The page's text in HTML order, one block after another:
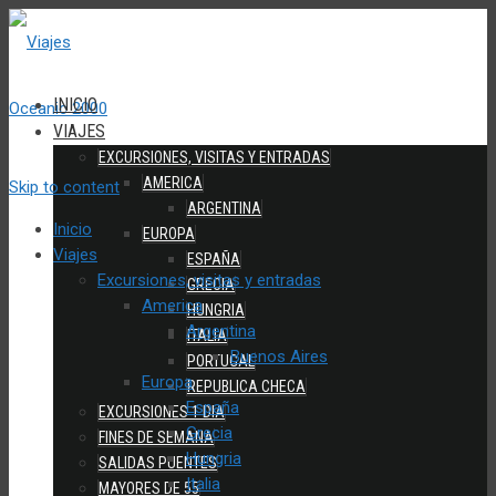
INICIO
VIAJES
EXCURSIONES, VISITAS Y ENTRADAS
AMERICA
ARGENTINA
EUROPA
ESPAÑA
GRECIA
HUNGRIA
ITALIA
PORTUGAL
REPUBLICA CHECA
EXCURSIONES 1 DIA
FINES DE SEMANA
SALIDAS PUENTES
MAYORES DE 55
Skip to content
Inicio
Viajes
Excursiones, visitas y entradas
America
Argentina
Buenos Aires
Europa
España
Grecia
Hungria
Italia